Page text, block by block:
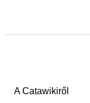
A Catawikiről